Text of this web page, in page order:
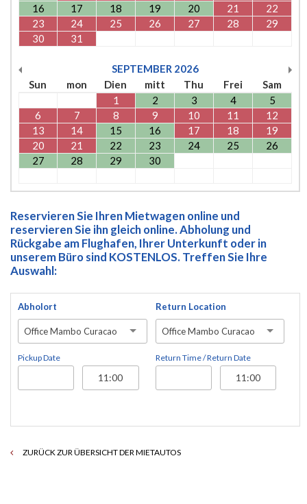
16
17 18 19 20 21
22
23
24 25 26 27 28
29
30
31
SEPTEMBER 2026
Sun
mon Dien mitt Thu Frei
Sam
1
2 3 4
5
6
7 8 9 10 11
12
13
14 15 16 17 18
19
20
21 22 23 24 25
26
27
28 29 30
Reservieren Sie Ihren Mietwagen online und
reservieren Sie ihn gleich online. Abholung und
Rückgabe am Flughafen, Ihrer Unterkunft oder in
unserem Büro sind KOSTENLOS. Treffen Sie Ihre
Auswahl:
Abholort
Office Mambo Curacao
Pickup Date
Return Location
Office Mambo Curacao
Return Time / Return Date
ZURÜCK ZUR ÜBERSICHT DER MIETAUTOS